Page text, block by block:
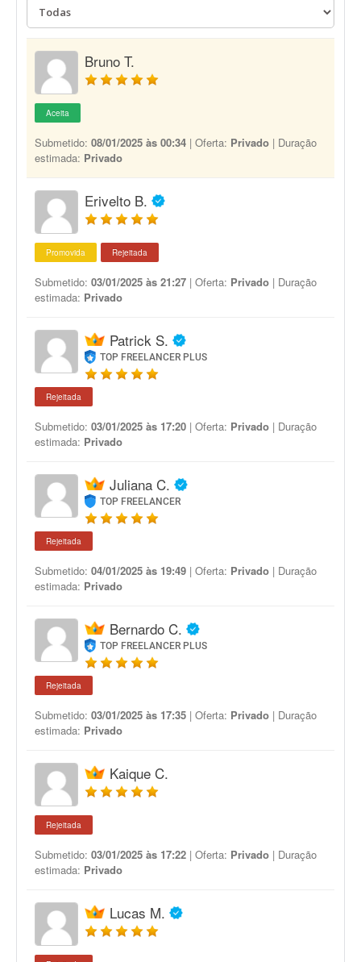
Bruno T.
Aceita
Submetido: 08/01/2025 às 00:34 | Oferta: Privado | Duração
estimada: Privado
Erivelto B.
Promovida Rejeitada
Submetido: 03/01/2025 às 21:27 | Oferta: Privado | Duração
estimada: Privado
Patrick S.
TOP FREELANCER PLUS
Rejeitada
Submetido: 03/01/2025 às 17:20 | Oferta: Privado | Duração
estimada: Privado
Juliana C.
TOP FREELANCER
Rejeitada
Submetido: 04/01/2025 às 19:49 | Oferta: Privado | Duração
estimada: Privado
Bernardo C.
TOP FREELANCER PLUS
Rejeitada
Submetido: 03/01/2025 às 17:35 | Oferta: Privado | Duração
estimada: Privado
Kaique C.
Rejeitada
Submetido: 03/01/2025 às 17:22 | Oferta: Privado | Duração
estimada: Privado
Lucas M.